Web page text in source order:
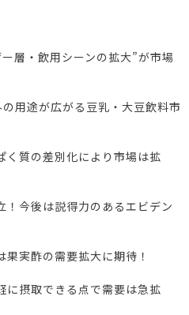
層・飲用シーンの拡大”が市場
用途が広がる豆乳・大豆飲料市
質の差別化により市場は拡
今後は説得力のあるエビデン
実酢の需要拡大に期待！
摂取できる点で需要は急拡